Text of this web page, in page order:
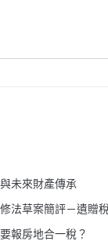
未來財產傳承
法草案簡評－遺贈
報房地合一稅？